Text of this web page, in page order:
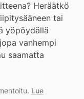
Heräätkö
tai
yöpöydällä
vanhempi
saamatta
Lue